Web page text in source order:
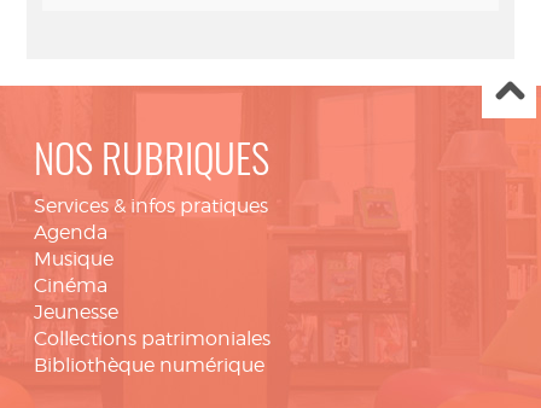
NOS RUBRIQUES
Services & infos pratiques
Agenda
Musique
Cinéma
Jeunesse
Collections patrimoniales
Bibliothèque numérique